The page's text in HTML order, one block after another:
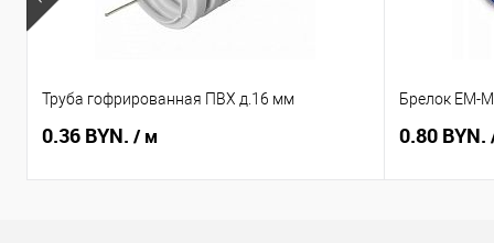
Труба гофрированная ПВХ д.16 мм
0.36 BYN. / м
Брелок EM-
0.80 BYN.